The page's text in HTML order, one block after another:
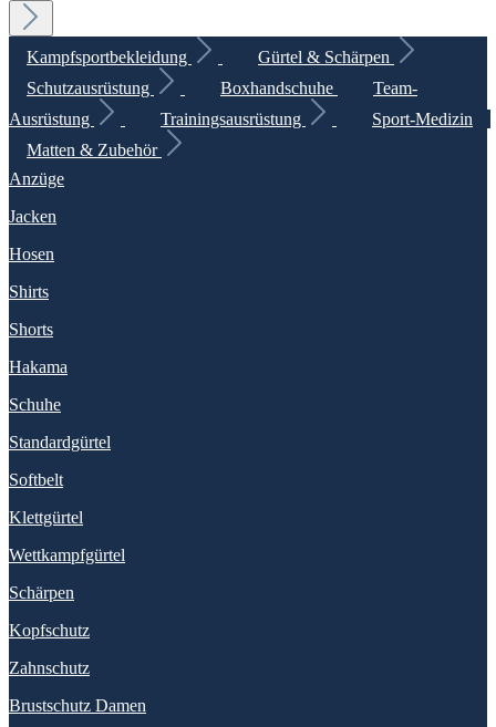
Kampfsportbekleidung
Gürtel & Schärpen
Schutzausrüstung
Boxhandschuhe
Team-
Ausrüstung
Trainingsausrüstung
Sport-Medizin
Matten & Zubehör
Anzüge
Jacken
Hosen
Shirts
Shorts
Hakama
Schuhe
Standardgürtel
Softbelt
Klettgürtel
Wettkampfgürtel
Schärpen
Kopfschutz
Zahnschutz
Brustschutz Damen